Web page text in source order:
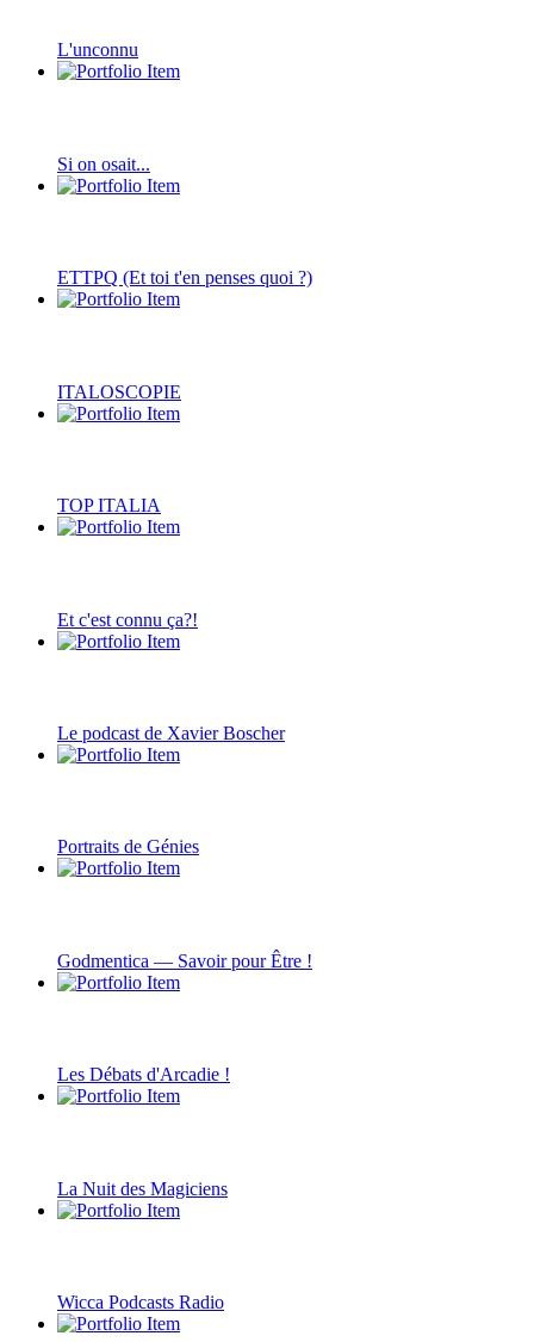
L'unconnu
Si on osait...
ETTPQ (Et toi t'en penses quoi ?)
ITALOSCOPIE
TOP ITALIA
Et c'est connu ça?!
Le podcast de Xavier Boscher
Portraits de Génies
Godmentica — Savoir pour Être !
Les Débats d'Arcadie !
La Nuit des Magiciens
Wicca Podcasts Radio